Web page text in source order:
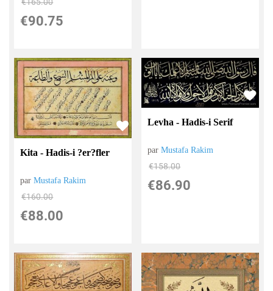
€90.75
Kita - Hadis-i ?er?fler
parMustafa Rakim
€160.00
€88.00
Levha - Hadis-i Serif
parMustafa Rakim
€158.00
€86.90